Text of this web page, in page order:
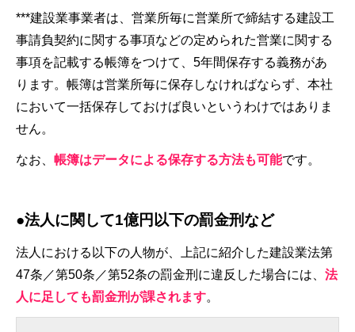
***建設業事業者は、営業所毎に営業所で締結する建設工
事請負契約に関する事項などの定められた営業に関する
事項を記載する帳簿をつけて、5年間保存する義務があ
ります。帳簿は営業所毎に保存しなければならず、本社
において一括保存しておけば良いというわけではありま
せん。
なお、 帳簿はデータによる保存する方法も可能です。
●法人に関して1億円以下の罰金刑など
法人における以下の人物が、上記に紹介した建設業法第
47条／第50条／第52条の罰金刑に違反した場合には、 法
人に足しても罰金刑が課されます。